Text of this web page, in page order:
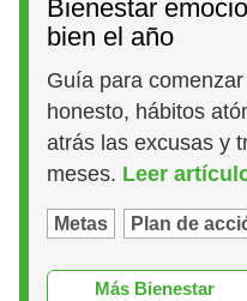
Bienestar
bien el año
Guía para
honesto, hábitos
atrás las excusas y
meses. Leer
Metas Plan de
Más Bienestar